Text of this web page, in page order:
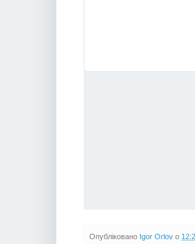
Опубліковано Igor Orlov о